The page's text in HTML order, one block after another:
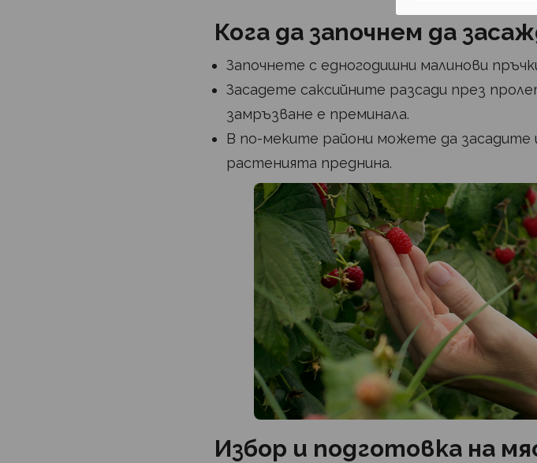
Кога да започнем да
Започнете с едногодишни малинови
Засадете саксийните разсади през
замръзване е преминала.
В по-меките райони можете да засадите
растенията преднина.
Избор и подготовка на